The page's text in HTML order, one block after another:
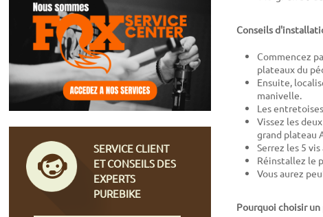
Conseils
Commencez
plateaux du
Ensuite,
manivelle.
Les
Vissez les
grand plateau
Serrez les 5
Réinstallez le
Vous aurez
Pourquoi choisir
SERVICE CLIENT
ET CONSEILS DES
EXPERTS
PUREBIKE